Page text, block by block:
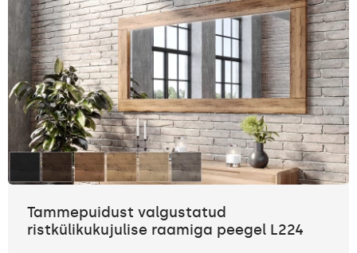
Tammepuidust valgustatud
ristkülikukujulise raamiga peegel L224